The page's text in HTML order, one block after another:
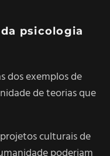
psicologia
dos exemplos de
de teorias que
culturais de